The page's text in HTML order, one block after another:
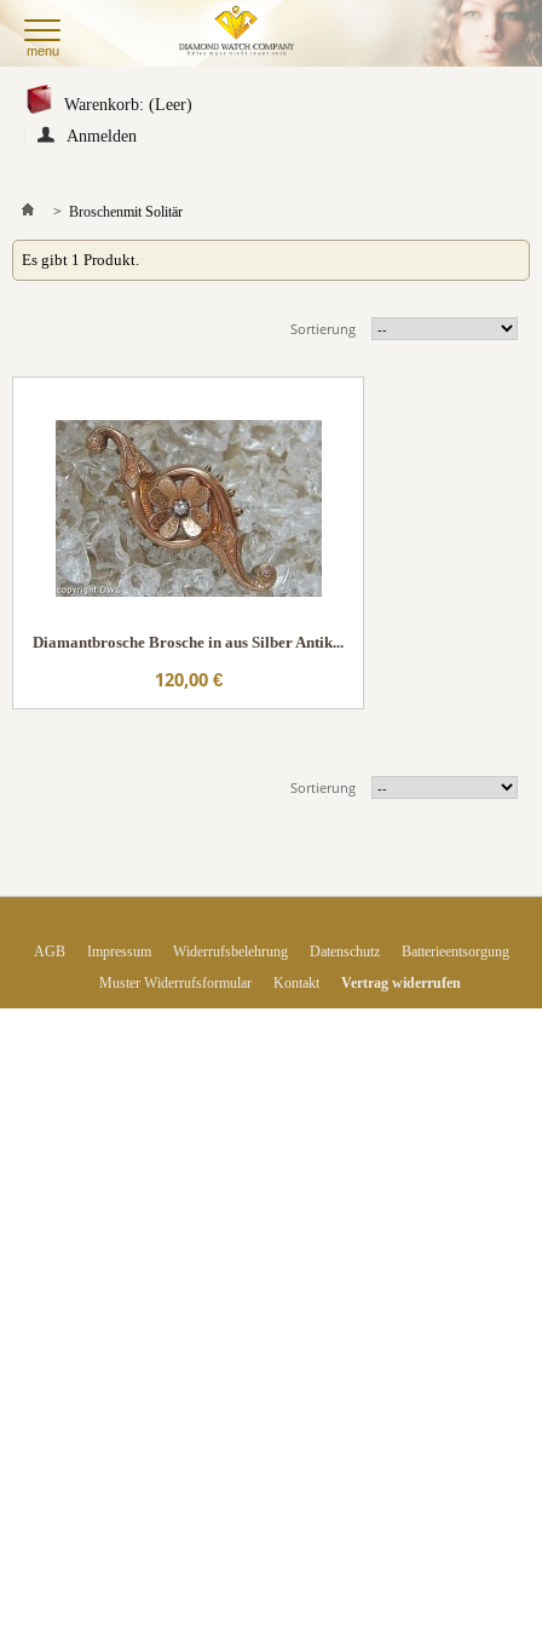
menu
Warenkorb: (Leer)
Anmelden
> Broschenmit Solitär
Es gibt 1 Produkt.
Sortierung
Diamantbrosche Brosche in aus Silber Antik...
120,00 €
Sortierung
AGB Impressum Widerrufsbelehrung Datenschutz
Batterieentsorgung
Muster Widerrufsformular
Kontakt Vertrag widerrufen